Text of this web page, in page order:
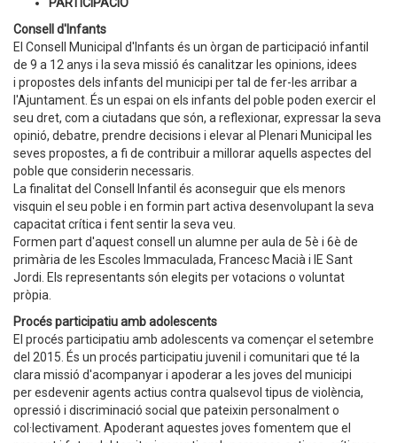
Consell d'Infants
El Consell Municipal d'Infants és un òrgan de participació infantil
de 9 a 12 anys i la seva missió és canalitzar les opinions, idees
i propostes dels infants del municipi per tal de fer-les arribar a
l'Ajuntament. És un espai on els infants del poble poden exercir el
seu dret, com a ciutadans que són, a reflexionar, expressar la seva
opinió, debatre, prendre decisions i elevar al Plenari Municipal les
seves propostes, a fi de contribuir a millorar aquells aspectes del
poble que considerin necessaris.
La finalitat del Consell Infantil és aconseguir que els menors
visquin el seu poble i en formin part activa desenvolupant la seva
capacitat crítica i fent sentir la seva veu.
Formen part d'aquest consell un alumne per aula de 5è i 6è de
primària de les Escoles Immaculada, Francesc Macià i IE Sant
Jordi. Els representants són elegits per votacions o voluntat
pròpia.
Procés participatiu amb adolescents
El procés participatiu amb adolescents va començar el setembre
del 2015. És un procés participatiu juvenil i comunitari que té la
clara missió d'acompanyar i apoderar a les joves del municipi
per esdevenir agents actius contra qualsevol tipus de violència,
opressió i discriminació social que pateixin personalment o
col·lectivament. Apoderant aquestes joves fomentem que el